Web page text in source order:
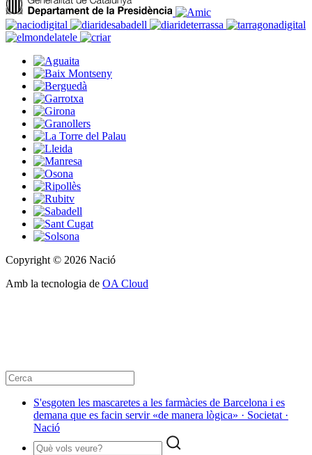
Copyright © 2026 Nació
Amb la tecnologia de OA Cloud
S'esgoten les mascaretes a les farmàcies de Barcelona i es
demana que es facin servir «de manera lògica» · Societat ·
Nació